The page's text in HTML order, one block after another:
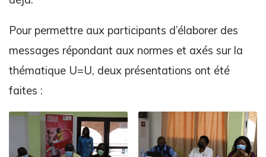
Pour permettre aux participants d’élaborer des
messages répondant aux normes et axés sur la
thématique U=U, deux présentations ont été
faites :